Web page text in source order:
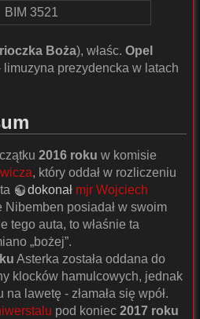
BIM 3521
Boża), właśc. Opel
limuzyna prezydencka w latach
2016 roku w komisie
, który oddał w rozliczeniu
dokonał mjr Wojciech
Nibemben posiadał w swoim
tego auta, to właśnie ta
„bożej”.
Asterka została oddana do
klocków hamulcowych, jednak
lawetę - złamała się wpół.
pod koniec 2017 roku